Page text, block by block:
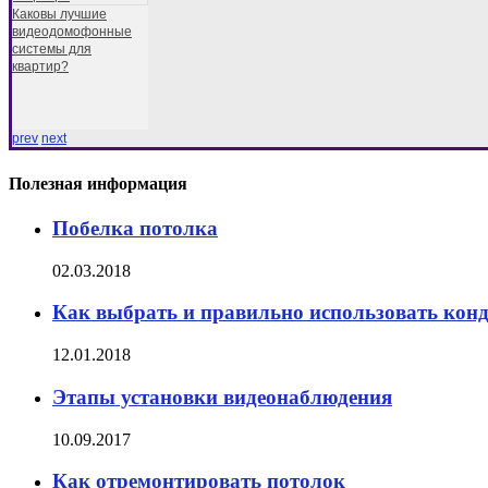
Каковы лучшие
видеодомофонные
системы для
квартир?
prev next
Полезная информация
Побелка потолка
02.03.2018
Как выбрать и правильно использовать
12.01.2018
Этапы установки видеонаблюдения
10.09.2017
Как отремонтировать потолок